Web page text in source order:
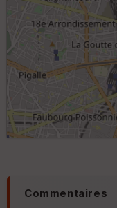
Commentaires